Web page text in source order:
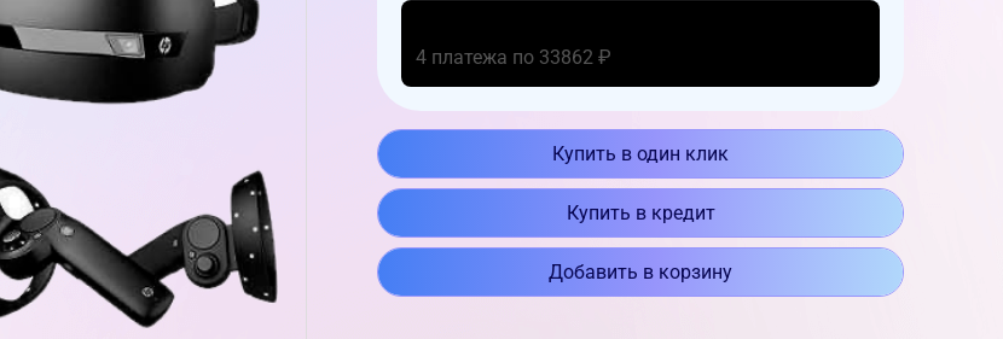
4 платежа по 33862 ₽
Купить в один клик
Купить в кредит
Добавить в корзину